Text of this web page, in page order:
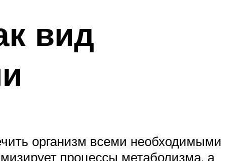
вид
организм всеми необходимыми
процессы метаболизма, а